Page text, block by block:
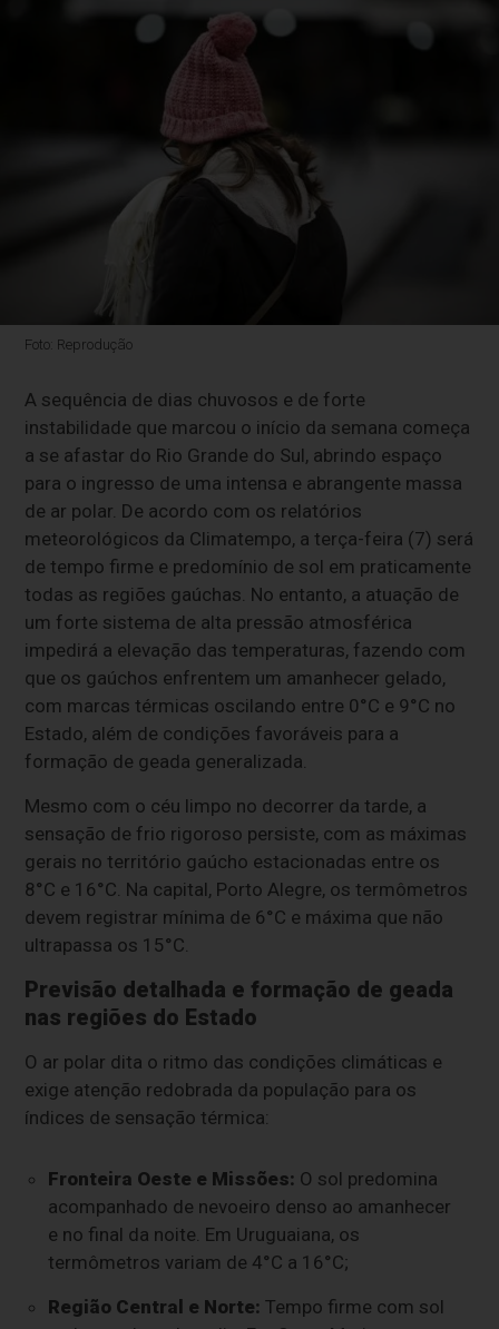
Foto: Reprodução
A sequência de dias chuvosos e de forte
instabilidade que marcou o início da semana começa
a se afastar do Rio Grande do Sul, abrindo espaço
para o ingresso de uma intensa e abrangente massa
de ar polar. De acordo com os relatórios
meteorológicos da Climatempo, a terça-feira (7) será
de tempo firme e predomínio de sol em praticamente
todas as regiões gaúchas. No entanto, a atuação de
um forte sistema de alta pressão atmosférica
impedirá a elevação das temperaturas, fazendo com
que os gaúchos enfrentem um amanhecer gelado,
com marcas térmicas oscilando entre 0°C e 9°C no
Estado, além de condições favoráveis para a
formação de geada generalizada.
Mesmo com o céu limpo no decorrer da tarde, a
sensação de frio rigoroso persiste, com as máximas
gerais no território gaúcho estacionadas entre os
8°C e 16°C. Na capital, Porto Alegre, os termômetros
devem registrar mínima de 6°C e máxima que não
ultrapassa os 15°C.
Previsão detalhada e formação de geada
nas regiões do Estado
O ar polar dita o ritmo das condições climáticas e
exige atenção redobrada da população para os
índices de sensação térmica:
Fronteira Oeste e Missões: O sol predomina
acompanhado de nevoeiro denso ao amanhecer
e no final da noite. Em Uruguaiana, os
termômetros variam de 4°C a 16°C;
Região Central e Norte: Tempo firme com sol